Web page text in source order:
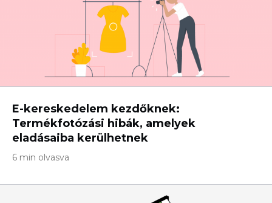
E-kereskedelem kezdőknek:
Termékfotózási hibák, amelyek
eladásaiba kerülhetnek
6 min olvasva